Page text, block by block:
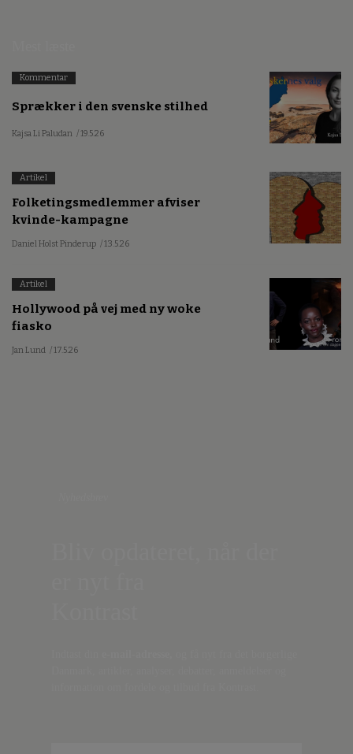
Kommentar
Sprækker i den svenske stilhed
Kajsa Li Paludan / 19.5.26
Artikel
Folketingsmedlemmer afviser
kvinde-kampagne
Daniel Holst Pinderup / 13.5.26
Artikel
Hollywood på vej med ny woke
fiasko
Jan Lund / 17.5.26